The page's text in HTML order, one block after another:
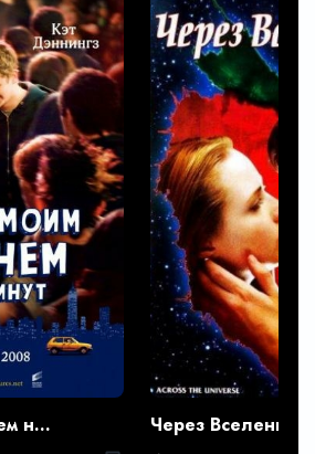
Будь моим парнем на пять минут Через Вселенную